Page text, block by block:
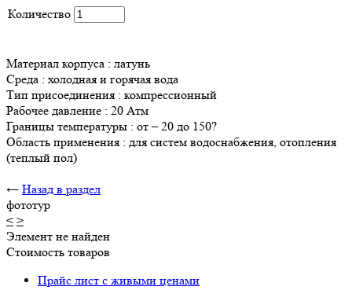
Количество
Материал корпуса : латунь
Среда : холодная и горячая вода
Тип присоединения : компрессионный
Рабочее давление : 20 Атм
Границы температуры : от – 20 до 150?
Область применения : для систем водоснабжения, отопления
(теплый пол)
← Назад в раздел
фототур
< >
Элемент не найден
Стоимость товаров
Прайс лист с живыми ценами